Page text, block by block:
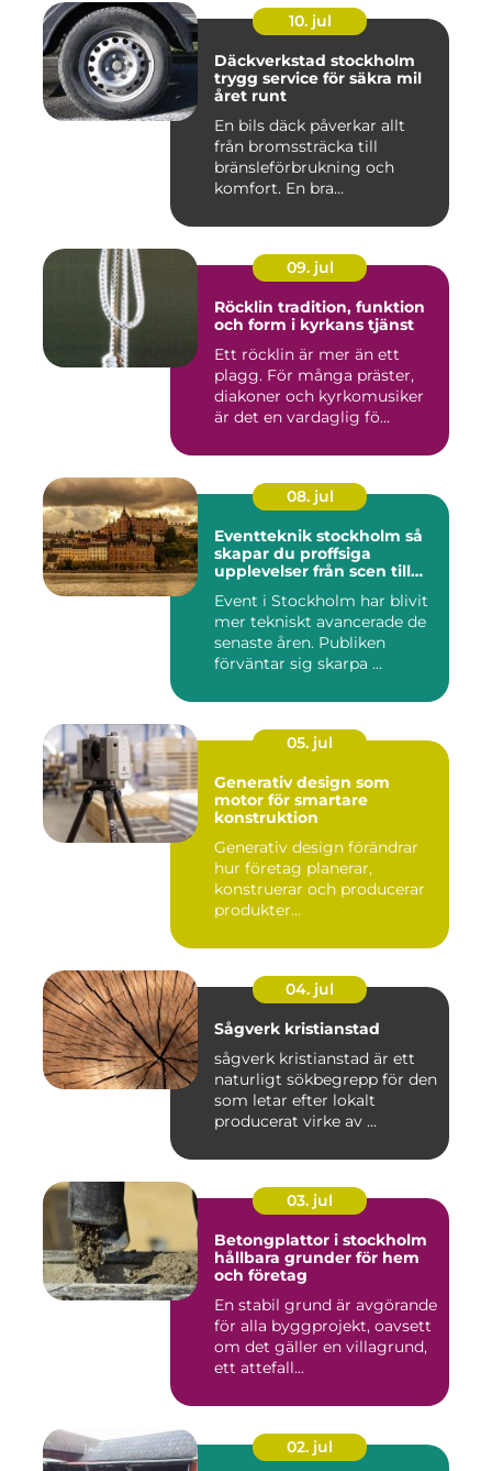
10. jul
Däckverkstad stockholm
trygg service för säkra mil
året runt
En bils däck påverkar allt
från bromssträcka till
bränsleförbrukning och
komfort. En bra
09. jul
Röcklin tradition, funktion
och form i kyrkans tjänst
Ett röcklin är mer än ett
plagg. För många präster,
diakoner och kyrkomusiker
är det en vardaglig fö...
08. jul
Eventteknik stockholm så
skapar du proffsiga
upplevelser från scen till
Event i Stockholm har blivit
mer tekniskt avancerade de
senaste åren. Publiken
förväntar sig skarpa ...
05. jul
Generativ design som
motor för smartare
konstruktion
Generativ design förändrar
hur företag planerar,
konstruerar och producerar
produkter...
04. jul
Sågverk kristianstad
sågverk kristianstad är ett
naturligt sökbegrepp för den
som letar efter lokalt
producerat virke av ...
03. jul
Betongplattor i stockholm
hållbara grunder för hem
och företag
En stabil grund är avgörande
för alla byggprojekt, oavsett
om det gäller en villagrund,
ett attefall...
02. jul